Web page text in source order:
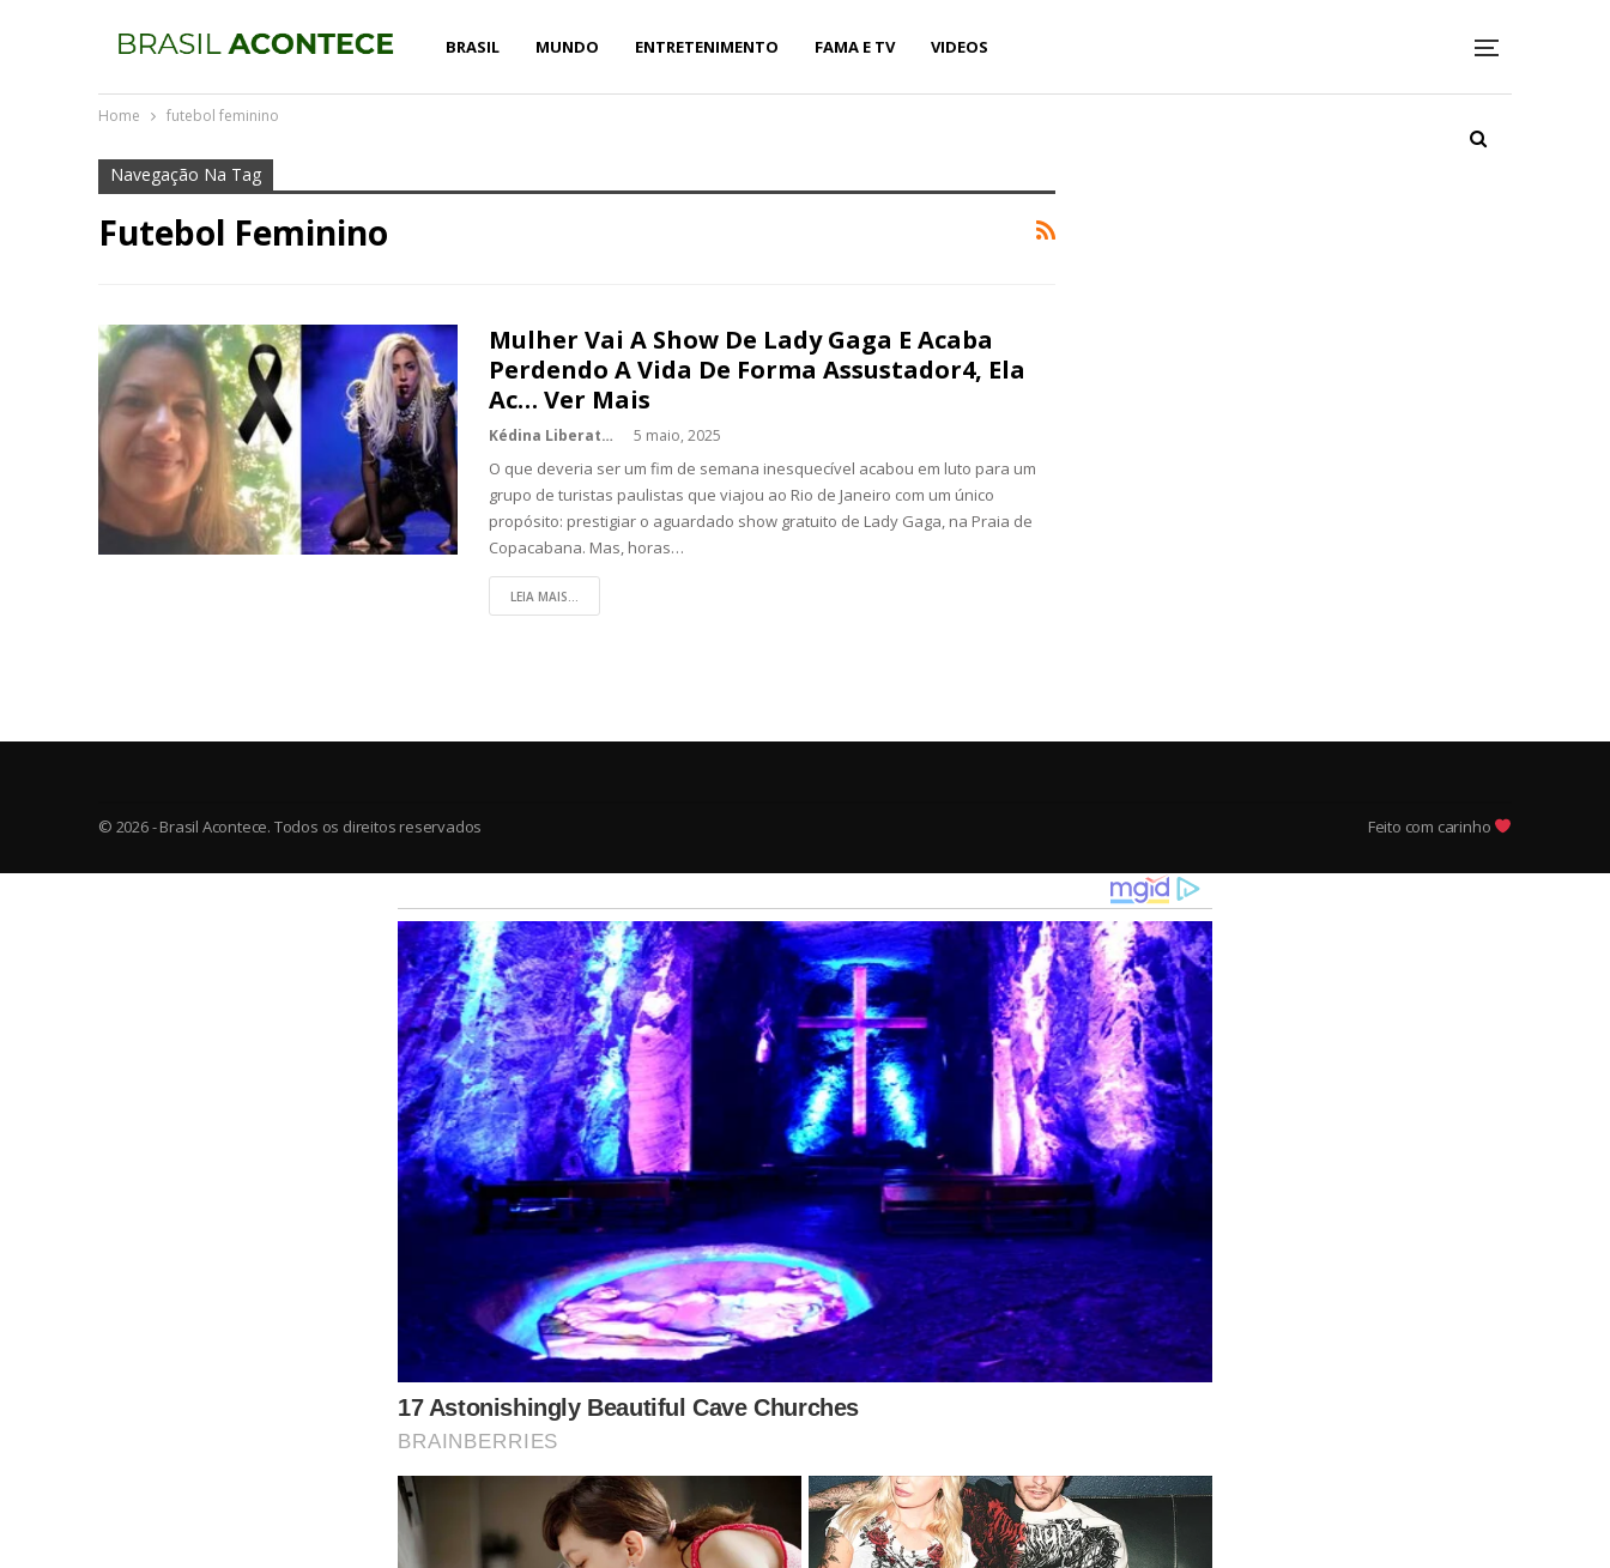
BRASIL MUNDO ENTRETENIMENTO FAMA E TV VIDEOS
Home futebol feminino
Navegação Na Tag
Futebol Feminino
Mulher Vai A Show De Lady Gaga E Acaba
Perdendo A Vida De Forma Assustador4, Ela
Ac… Ver Mais
Kédina Liberato 5 maio, 2025
O que deveria ser um fim de semana inesquecível acabou em luto para um
grupo de turistas paulistas que viajou ao Rio de Janeiro com um único
propósito: prestigiar o aguardado show gratuito de Lady Gaga, na Praia de
Copacabana. Mas, horas…
LEIA MAIS...
© 2026 - Brasil Acontece. Todos os direitos reservados Feito com carinho